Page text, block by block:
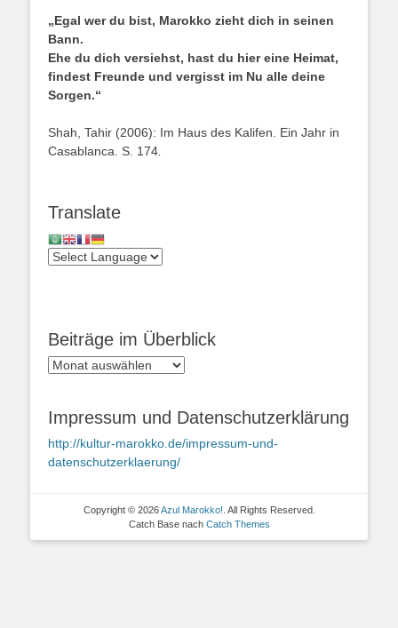
„Egal wer du bist, Marokko zieht dich in seinen
Bann.
Ehe du dich versiehst, hast du hier eine Heimat,
findest Freunde und vergisst im Nu alle deine
Sorgen.“
Shah, Tahir (2006): Im Haus des Kalifen. Ein Jahr in
Casablanca. S. 174.
Translate
Beiträge im Überblick
Beiträge
Impressum und Datenschutzerklärung
http://kultur-marokko.de/impressum-und-
datenschutzerklaerung/
Copyright © 2026Azul Marokko! . All Rights Reserved.
Catch Base nach Catch Themes